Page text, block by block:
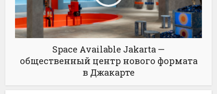
Space Available Jakarta —
общественный центр нового формата
в Джакарте